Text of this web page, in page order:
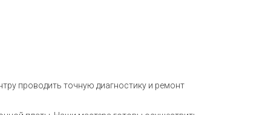
проводить точную диагностику и ремонт